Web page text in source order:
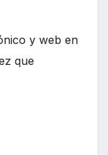
y web en
que